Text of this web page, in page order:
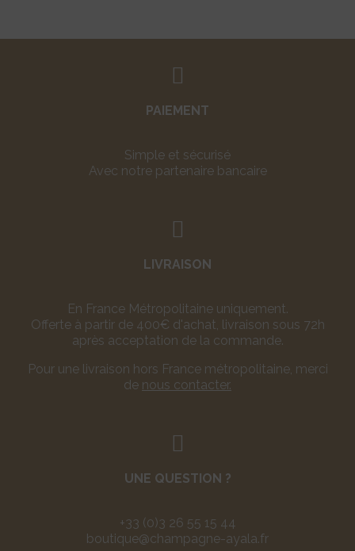
PAIEMENT
Simple et sécurisé
Avec notre partenaire bancaire
LIVRAISON
En France Métropolitaine uniquement.
Offerte à partir de 400€ d'achat, livraison sous 72h
après acceptation de la commande.
Pour une livraison hors France métropolitaine, merci
de nous contacter.
UNE QUESTION ?
+33 (0)3 26 55 15 44
boutique@champagne-ayala.fr